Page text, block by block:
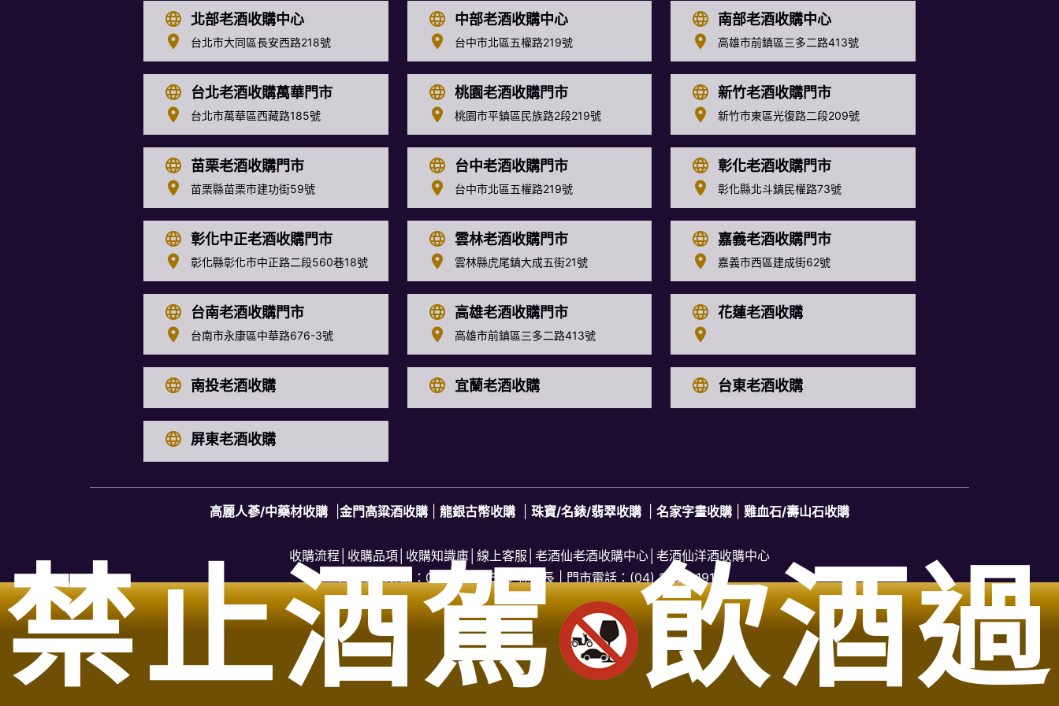
北部老酒收購中心
台北市大同區長安西路218號
中部老酒收購中心
台中市北區五權路219號
南部老酒收購中心
高雄市前鎮區三多二路413號
台北老酒收購萬華門市
台北市萬華區西藏路185號
桃園老酒收購門市
桃園市平鎮區民族路2段219號
新竹老酒收購門市
新竹市東區光復路二段209號
苗栗老酒收購門市
苗栗縣苗栗市建功街59號
台中老酒收購門市
台中市北區五權路219號
彰化老酒收購門市
彰化縣北斗鎮民權路73號
彰化中正老酒收購門市
彰化縣彰化市中正路二段560巷18號
雲林老酒收購門市
雲林縣虎尾鎮大成五街21號
嘉義老酒收購門市
嘉義市西區建成街62號
台南老酒收購門市
台南市永康區中華路676-3號
高雄老酒收購門市
高雄市前鎮區三多二路413號
花蓮老酒收購
南投老酒收購 宜蘭老酒收購 台東老酒收購
屏東老酒收購
高麗人蔘/中藥材收購 金門高粱酒收購 龍銀古幣收購 珠寶/名錶/翡翠收購 名家字畫收購 雞血石/壽山石收購
收購流程 收購品項 收購知識庫 線上客服│ 老酒仙老酒收購中心 老酒仙洋酒收購中心
台中收購專線： 0916-320-620林店長 | 門市電話： (04) 2202-1919
台中收購站地址：台中市北區五權路219號
服務範圍：台中市神岡區老酒收購、台中市石岡區老酒收購、台中市烏日區老酒收購、台中市潭子區老酒收購、台中市清水區老酒收購、台中市沙鹿區老酒收購、台中市梧棲區老酒收購、台中市東區老酒收購、
台中市東勢區老酒收購、台中市新社區老酒收購、台中市太平區老酒收購、台中市大雅老酒收購區、台中市大里區老酒收購、台中市大肚區老酒收購、台中市大甲區老酒收購、台中市大安區老酒收購、台中市外
埔區老酒收購、台中市和平區老酒收購、台中市后里區老酒收購、台中市南屯區老酒收購、台中市南區老酒收購、台中市北屯區老酒收購、台中市北區老酒收購、台中市西屯區老酒收購、台中市西區老酒收購、
台中市中區老酒收購、台中市龍井區老酒收購、台中市霧峰區老酒收購、台中市豐原區老酒收購
禁止酒駕 飲酒過